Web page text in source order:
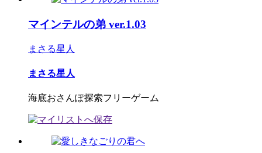
マインテルの弟 ver.1.03
まさる星人
まさる星人
海底おさんぽ探索フリーゲーム